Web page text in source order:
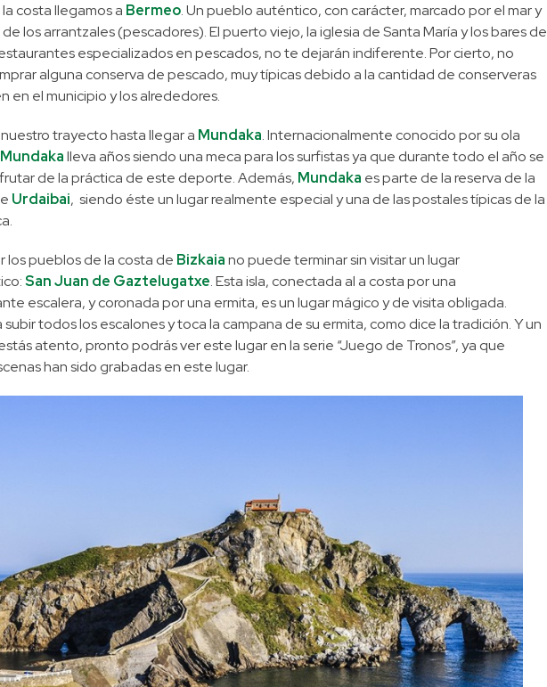
costa llegamos a Bermeo. Un pueblo auténtico, con carácter, marcado por el mar y
los arrantzales (pescadores). El puerto viejo, la iglesia de Santa María y los bares de
especializados en pescados, no te dejarán indiferente. Por cierto, no
alguna conserva de pescado, muy típicas debido a la cantidad de conserveras
en el municipio y los alrededores.
trayecto hasta llegar a Mundaka. Internacionalmente conocido por su ola
Mundakalleva años siendo una meca para los surfistas ya que durante todo el año se
de la práctica de este deporte. Además, Mundaka es parte de la reserva de la
Urdaibai, siendo éste un lugar realmente especial y una de las postales típicas de la
los pueblos de la costa de Bizkaiano puede terminar sin visitar un lugar
San Juan de Gaztelugatxe. Esta isla, conectada al a costa por una
escalera, y coronada por una ermita, es un lugar mágico y de visita obligada.
todos los escalones y toca la campana de su ermita, como dice la tradición. Y un
atento, pronto podrás ver este lugar en la serie “Juego de Tronos”, ya que
han sido grabadas en este lugar.